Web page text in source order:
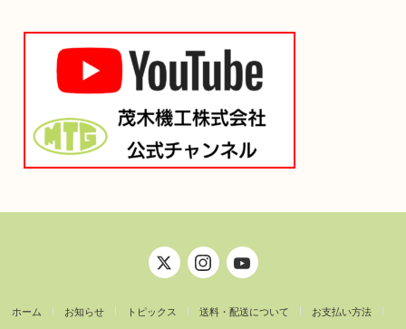
ホーム お知らせ トピックス 送料・配送について お支払い方法